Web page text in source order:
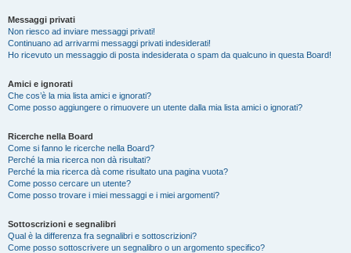
Messaggi privati
Non riesco ad inviare messaggi privati!
Continuano ad arrivarmi messaggi privati indesiderati!
Ho ricevuto un messaggio di posta indesiderata o spam da qualcuno in questa Board!
Amici e ignorati
Che cos’è la mia lista amici e ignorati?
Come posso aggiungere o rimuovere un utente dalla mia lista amici o ignorati?
Ricerche nella Board
Come si fanno le ricerche nella Board?
Perché la mia ricerca non dà risultati?
Perché la mia ricerca dà come risultato una pagina vuota?
Come posso cercare un utente?
Come posso trovare i miei messaggi e i miei argomenti?
Sottoscrizioni e segnalibri
Qual è la differenza fra segnalibri e sottoscrizioni?
Come posso sottoscrivere un segnalibro o un argomento specifico?